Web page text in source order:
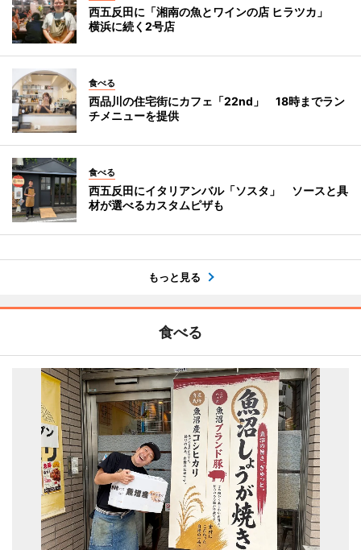
西五反田に「湘南の魚とワインの店 ヒラツカ」
横浜に続く2号店
食べる
西品川の住宅街にカフェ「22nd」 18時までラン
チメニューを提供
食べる
西五反田にイタリアンバル「ソスタ」 ソースと具
材が選べるカスタムピザも
もっと見る
食べる